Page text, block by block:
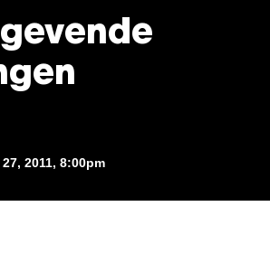
2011, 8:00pm